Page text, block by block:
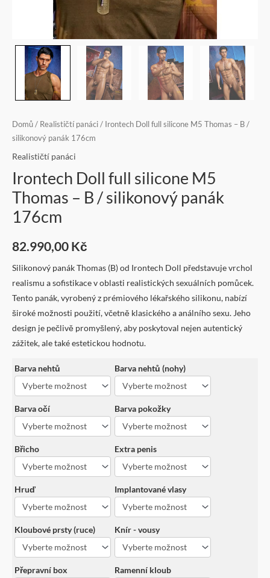
Domů / Realističtí panáci / Irontech Doll full silicone M5 Thomas – B /
silikonový panák 176cm
Realističtí panáci
Irontech Doll full silicone M5
Thomas – B / silikonový panák
176cm
82.990,00 Kč
Silikonový panák Thomas (B) od Irontech Doll představuje vrchol
realismu a sofistikace v oblasti realistických sexuálních pomůcek.
Tento panák, vyrobený z prémiového lékařského silikonu, nabízí
široké možnosti použití, včetně klasického a análního sexu. Jeho
design je pečlivě promyšlený, aby poskytoval nejen autentický
zážitek, ale také estetickou hodnotu.
Barva nehtů Barva nehtů (nohy)
Barva očí Barva pokožky
Břicho Extra penis
Hruď Implantované vlasy
Kloubové prsty (ruce) Knír - vousy
Přepravní box Ramenní kloub